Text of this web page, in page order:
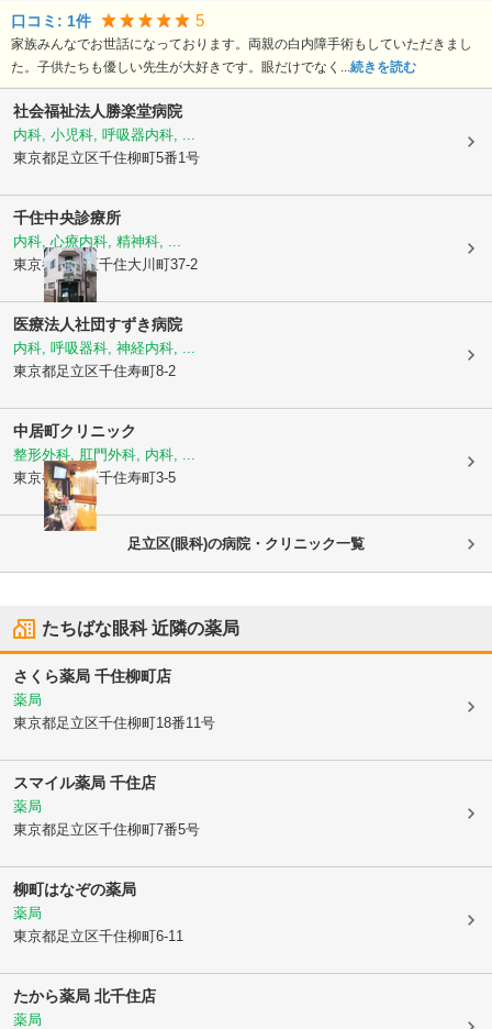
口コミ: 1件 5
家族みんなでお世話になっております。両親の白内障手術もしていただきまし
た。子供たちも優しい先生が大好きです。眼だけでなく... 続きを読む
社会福祉法人勝楽堂病院
内科, 小児科, 呼吸器内科, ...
東京都足立区千住柳町5番1号
千住中央診療所
内科, 心療内科, 精神科, ...
東京都足立区千住大川町37-2
医療法人社団すずき病院
内科, 呼吸器科, 神経内科, ...
東京都足立区千住寿町8-2
中居町クリニック
整形外科, 肛門外科, 内科, ...
東京都足立区千住寿町3-5
足立区(眼科)の病院・クリニック一覧
たちばな眼科近隣の薬局
さくら薬局 千住柳町店
薬局
東京都足立区千住柳町18番11号
スマイル薬局 千住店
薬局
東京都足立区千住柳町7番5号
柳町はなぞの薬局
薬局
東京都足立区千住柳町6-11
たから薬局 北千住店
薬局